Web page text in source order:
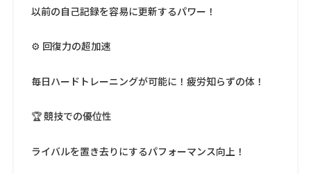
以前の自己記録を容易に更新するパワー！
⚙️ 回復力の超加速
毎日ハードトレーニングが可能に！疲労知らずの体！
🏆 競技での優位性
ライバルを置き去りにするパフォーマンス向上！